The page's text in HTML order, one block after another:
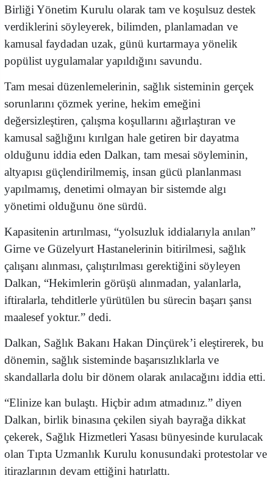
Birliği Yönetim Kurulu olarak tam ve koşulsuz destek
verdiklerini söyleyerek, bilimden, planlamadan ve
kamusal faydadan uzak, günü kurtarmaya yönelik
popülist uygulamalar yapıldığını savundu.
Tam mesai düzenlemelerinin, sağlık sisteminin gerçek
sorunlarını çözmek yerine, hekim emeğini
değersizleştiren, çalışma koşullarını ağırlaştıran ve
kamusal sağlığını kırılgan hale getiren bir dayatma
olduğunu iddia eden Dalkan, tam mesai söyleminin,
altyapısı güçlendirilmemiş, insan gücü planlanması
yapılmamış, denetimi olmayan bir sistemde algı
yönetimi olduğunu öne sürdü.
Kapasitenin artırılması, “yolsuzluk iddialarıyla anılan”
Girne ve Güzelyurt Hastanelerinin bitirilmesi, sağlık
çalışanı alınması, çalıştırılması gerektiğini söyleyen
Dalkan, “Hekimlerin görüşü alınmadan, yalanlarla,
iftiralarla, tehditlerle yürütülen bu sürecin başarı şansı
maalesef yoktur.” dedi.
Dalkan, Sağlık Bakanı Hakan Dinçürek’i eleştirerek, bu
dönemin, sağlık sisteminde başarısızlıklarla ve
skandallarla dolu bir dönem olarak anılacağını iddia etti.
“Elinize kan bulaştı. Hiçbir adım atmadınız.” diyen
Dalkan, birlik binasına çekilen siyah bayrağa dikkat
çekerek, Sağlık Hizmetleri Yasası bünyesinde kurulacak
olan Tıpta Uzmanlık Kurulu konusundaki protestolar ve
itirazlarının devam ettiğini hatırlattı.